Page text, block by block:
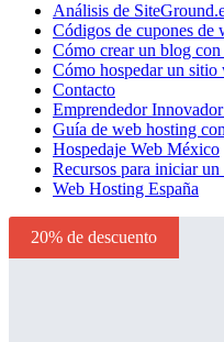
Análisis de
Códigos de cupones de
Cómo crear un blog con
Cómo hospedar un sitio
Contacto
Emprendedor
Guía de web hosting
Hospedaje Web México
Recursos para iniciar
Web Hosting España
20% de descuento